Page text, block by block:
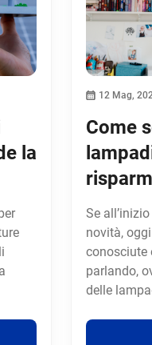
la
12 Mag,
Come
Se
novità,
conosciute
parlando,
delle